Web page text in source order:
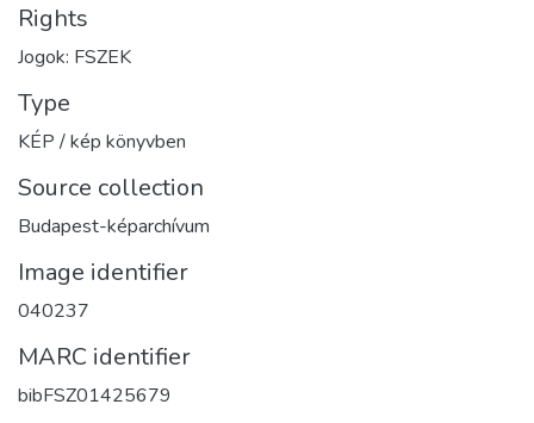
Rights
Jogok: FSZEK
Type
KÉP / kép könyvben
Source collection
Budapest-képarchívum
Image identifier
040237
MARC identifier
bibFSZ01425679